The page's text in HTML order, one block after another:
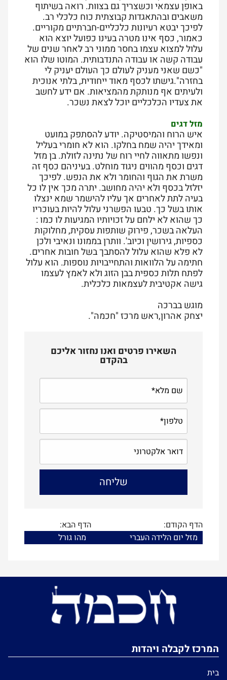
באופן עצמאי וכשצריך גם בצוות. רואה בשיתוף
משאבים ובהתאגדות קבוצתית כוח כלכלי רב.
לפיכך יבטא רעיונות כלכליים-חברתיים מקוריים.
כאמור, כסף אינו מטרה בעינו כפועל יוצא הוא
עלול למצוא עצמו בחסר ממוני רב לאחר שנים של
עבודה קשה או עבודה התנדבותית. המוטו שלו הוא
"כשם שאני מעניק לעולם כך העולם יעניק לי
בחזרה".גישתו לכסף מאוד ייחודית, בלתי אנוכית
ולעיתים אף מנותקת מהמציאות. אם ידע לחשב
את צעדיו הכלכליים יוכל לצאת נשכר.
מזל דגים
איש הרוח והמיסטיקה. יודע להסתפק במועט
ומאידך יהיה שמח בחלקו. הוא לא חומרי בעליל
ונפשו מתאווה לחיי רוח של נתינה לזולת. בן מזל
דגים וכסף מהווים ניגוד מוחלט. בעיניהם כסף זה
משרת את הגוף והחומר ולא את הנפש. לפיכך
יזלזל בכסף ולא יהיה מחושב. יתרה מכך אין לו כל
בעיה לתת לאחרים אך עליו להישמר שמא ינצלו
אותו בשל כך. טבעו הפשרני עלול להיות בעוכריו
כך שהוא לא ילחם על זכויותיו המגיעות לו כמו :
העלאה בשכר, פירוק שותפות עסקית, מחלוקות
כספיות, גירושין וכיוב'. וותרן בממונו ונאיבי ולכן
לא פלא שהוא עלול להסתבך בשל חובות אחרים.
חתימה על הלוואות והתחייבויות נוספות. הוא עלול
לפתח תלות כספית בבן הזוג ולא לאמץ לעצמו
גישה אקטיבית לעצמאות כלכלית.
מוגש בברכה
יצחק אהרון,ראש מרכז "חכמה".
השאירו פרטים ואנו נחזור אליכם
בהקדם
הדף הקודם:
מזל יום הלידה העברי
הדף הבא:
מהו גורל
המרכז לקבלה ויהדות
בית